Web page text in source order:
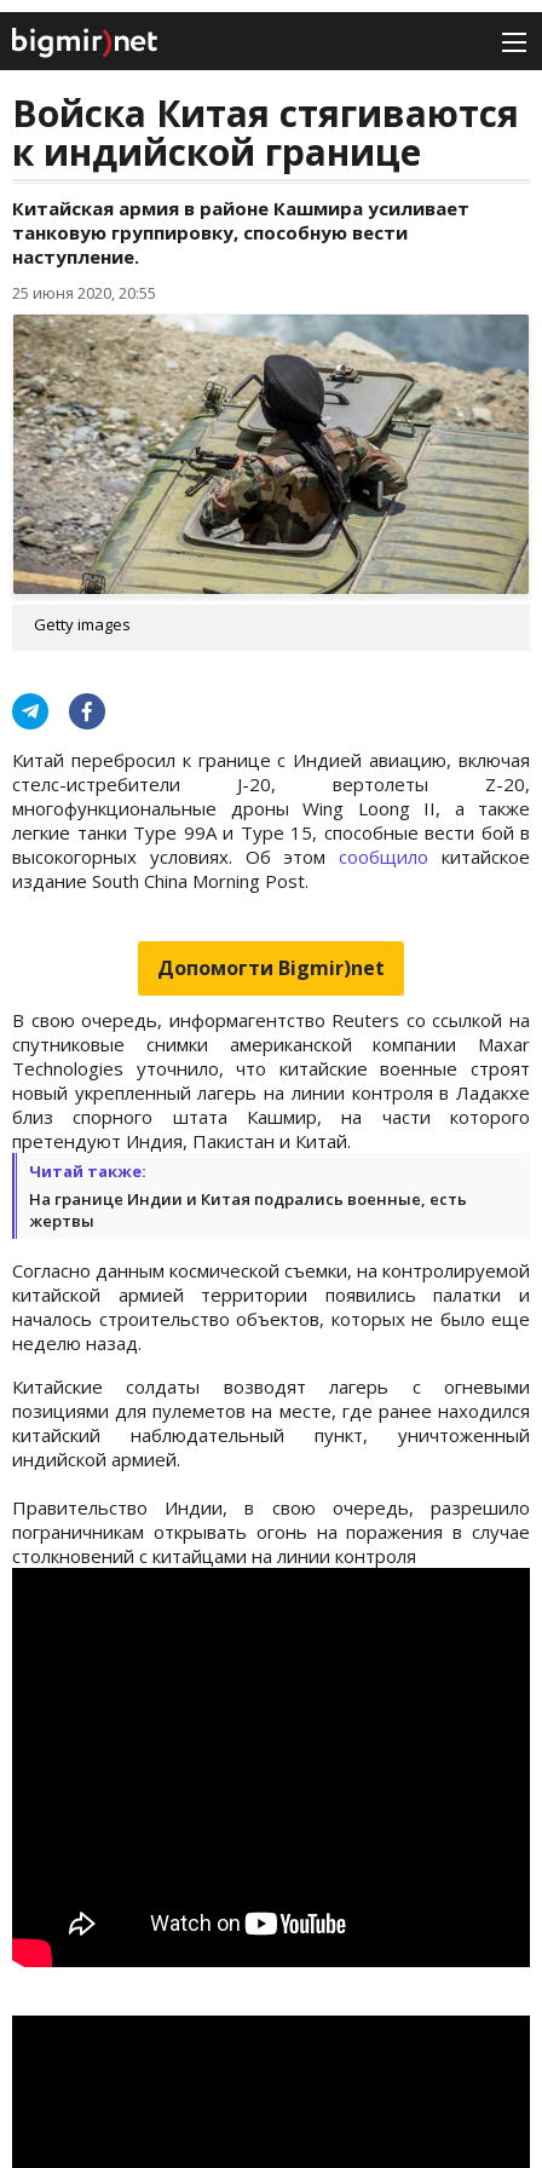
Войска Китая стягиваются
к индийской границе
Китайская армия в районе Кашмира усиливает
танковую группировку, способную вести
наступление.
25 июня 2020, 20:55
Getty images
Китай перебросил к границе с Индией авиацию, включая
стелс-истребители J-20, вертолеты Z-20,
многофункциональные дроны Wing Loong II, а также
легкие танки Type 99A и Type 15, способные вести бой в
высокогорных условиях. Об этомсообщило китайское
издание South China Morning Post.
Допомогти Bigmir)net
В свою очередь, информагентство Reuters со ссылкой на
спутниковые снимки американской компании Maxar
Technologies уточнило, что китайские военные строят
новый укрепленный лагерь на линии контроля в Ладакхе
близ спорного штата Кашмир, на части которого
претендуют Индия, Пакистан и Китай.
Читай также:
На границе Индии и Китая подрались военные, есть
жертвы
Согласно данным космической съемки, на контролируемой
китайской армией территории появились палатки и
началось строительство объектов, которых не было еще
неделю назад.
Китайские солдаты возводят лагерь с огневыми
позициями для пулеметов на месте, где ранее находился
китайский наблюдательный пункт, уничтоженный
индийской армией.
Правительство Индии, в свою очередь, разрешило
пограничникам открывать огонь на поражения в случае
столкновений с китайцами на линии контроля